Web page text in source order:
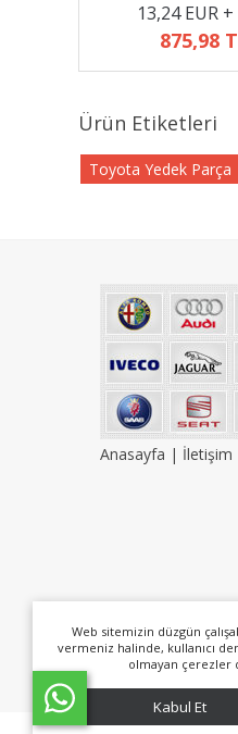
Web sitemizin düzgün
vermeniz halinde, kullanıcı
olmayan çerezler
Kabul Et
13,24 EUR
875,98
Ürün Etiketleri
Toyota Yedek Parça
Anasayfa | İletişim